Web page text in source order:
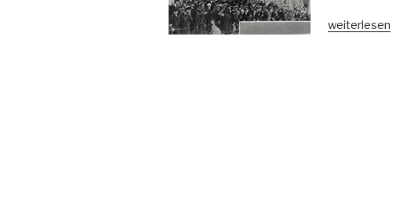
„Als
weiterlesen